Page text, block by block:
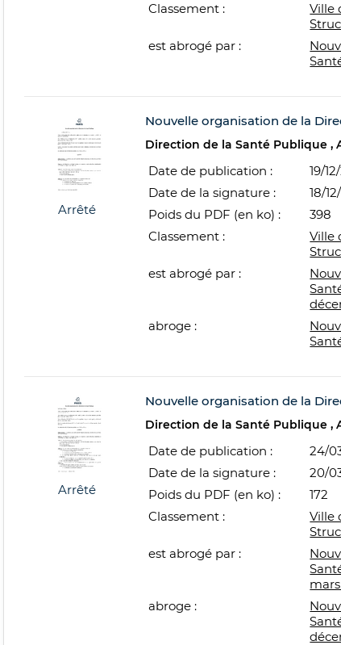
Classement :
Ville
est abrogé par :
Arrêté
Nouvelle organisation de la
Direction de la Santé Publique
Date de publication :
19/
Date de la signature :
18/
Poids du PDF (en ko) :
398
Classement :
Ville
est abrogé par :
abroge :
Arrêté
Nouvelle organisation de la
Direction de la Santé Publique
Date de publication :
24/
Date de la signature :
20/
Poids du PDF (en ko) :
172
Classement :
Ville
est abrogé par :
abroge :